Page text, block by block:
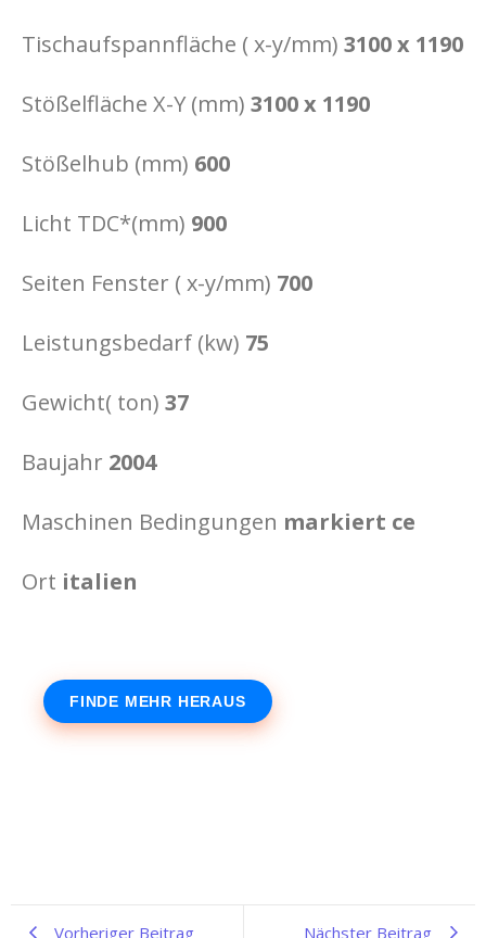
Tischaufspannfläche ( x-y/mm) 3100 x 1190
Stößelfläche X-Y (mm) 3100 x 1190
Stößelhub (mm) 600
Licht TDC*(mm) 900
Seiten Fenster ( x-y/mm) 700
Leistungsbedarf (kw) 75
Gewicht( ton) 37
Baujahr 2004
Maschinen Bedingungen markiert ce
Ort italien
FINDE MEHR HERAUS
Vorheriger Beitrag Nächster Beitrag